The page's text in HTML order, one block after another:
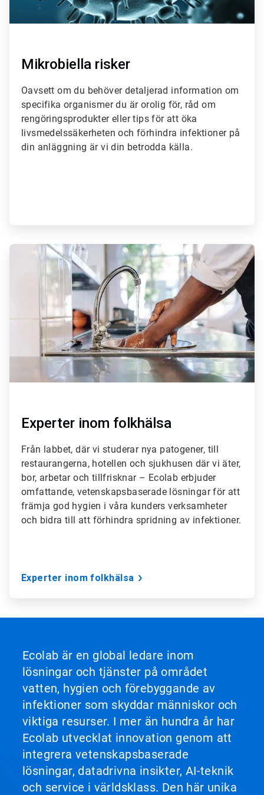
Mikrobiella risker
Oavsett om du behöver detaljerad information om
specifika organismer du är orolig för, råd om
rengöringsprodukter eller tips för att öka
livsmedelssäkerheten och förhindra infektioner på
din anläggning är vi din betrodda källa.
ArticleTile
Experter inom folkhälsa
Från labbet, där vi studerar nya patogener, till
restaurangerna, hotellen och sjukhusen där vi äter,
bor, arbetar och tillfrisknar – Ecolab erbjuder
omfattande, vetenskapsbaserade lösningar för att
främja god hygien i våra kunders verksamheter
och bidra till att förhindra spridning av infektioner.
Experter inom folkhälsa
Ecolab är en global ledare inom
lösningar och tjänster på området
vatten, hygien och förebyggande av
infektioner som skyddar människor och
viktiga resurser. I mer än hundra år har
Ecolab utvecklat innovation genom att
integrera vetenskapsbaserade
lösningar, datadrivna insikter, AI-teknik
och service i världsklass. Den här unika